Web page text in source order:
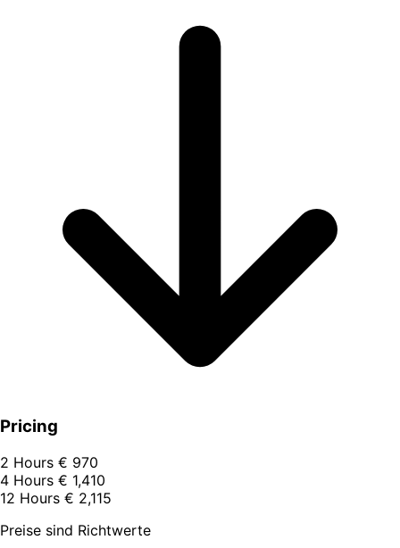
Pricing
2 Hours € 970
4 Hours € 1,410
12 Hours € 2,115
Preise sind Richtwerte